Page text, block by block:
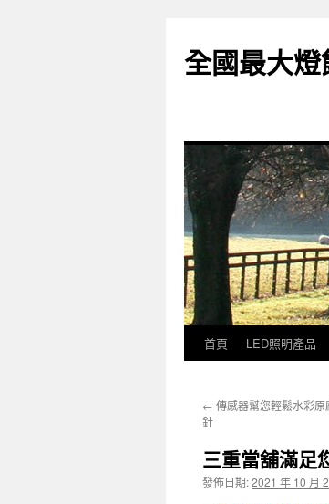
全國最大
內
首頁 LED照明產品
← 傳感器幫您輕鬆水彩
針
三重當舖滿足
發佈日期:2021 年 10 月